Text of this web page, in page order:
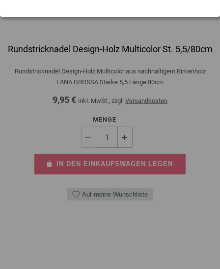
Rundstricknadel Design-Holz Multicolor St. 5,5/80cm
Rundstricknadel Design-Holz Multicolor aus nachhaltigem Birkenholz
LANA GROSSA Stärke 5,5 Länge 80cm
9,95 € inkl. MwSt., zzgl. Versandkosten
MENGE
IN DEN EINKAUFSWAGEN LEGEN
Auf meine Wunschliste